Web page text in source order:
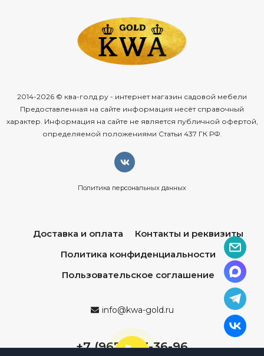
источаютлёгкий
видыэвкалиптадлямебели
— красноватый
Радиата — светлыйцветсжелтоватымотливом,
подходит
деталей
интерьеров.
Глобулус— плотнаятяжёлаядревесинас ярко
хороша
шкафов).
— светло‑жёлтыйили
Ассортимент
разнообразные
предметы
комоды;
2014-2026 © ква-голд.ру - интернет магазин садовой мебели
Предоставленная на сайте информация несёт справочный
характер. Информация на сайте не является публичной офертой,
определяемой положениями Статьи 437 ГК РФ.
Политика персональных данных
Доставка и оплата
Контакты и реквизиты
Политика конфиденциальности
Пользовательское соглашение
info@kwa-gold.ru
+7 (967) 013-36-96